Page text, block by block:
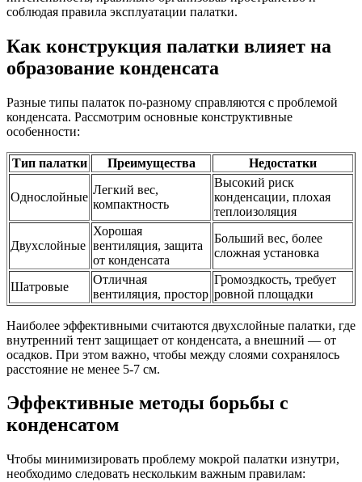
соблюдая правила эксплуатации палатки.
Как конструкция палатки влияет на
образование конденсата
Разные типы палаток по-разному справляются с проблемой
конденсата. Рассмотрим основные конструктивные
особенности:
Тип палатки Преимущества Недостатки
Однослойные
Легкий вес,
компактность
Высокий риск
конденсации, плохая
теплоизоляция
Двухслойные
Хорошая
вентиляция, защита
от конденсата
Больший вес, более
сложная установка
Шатровые
Отличная
вентиляция, простор
Громоздкость, требует
ровной площадки
Наиболее эффективными считаются двухслойные палатки, где
внутренний тент защищает от конденсата, а внешний — от
осадков. При этом важно, чтобы между слоями сохранялось
расстояние не менее 5-7 см.
Эффективные методы борьбы с
конденсатом
Чтобы минимизировать проблему мокрой палатки изнутри,
необходимо следовать нескольким важным правилам: